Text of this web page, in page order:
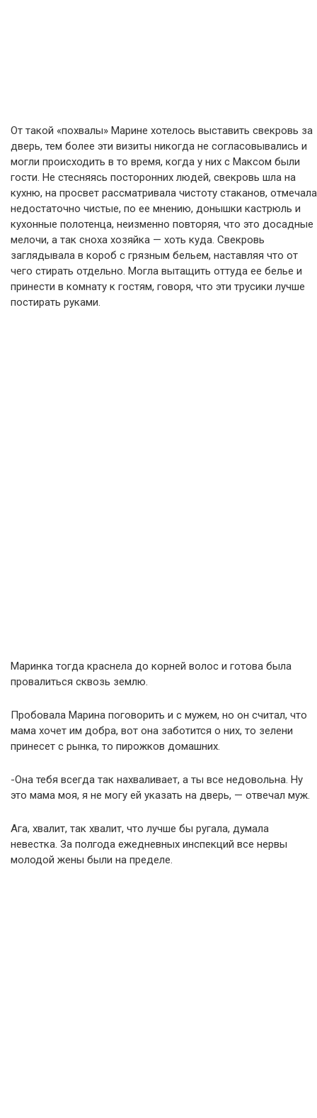
От такой «похвалы» Марине хотелось выставить свекровь за
дверь, тем более эти визиты никогда не согласовывались и
могли происходить в то время, когда у них с Максом были
гости. Не стесняясь посторонних людей, свекровь шла на
кухню, на просвет рассматривала чистоту стаканов, отмечала
недостаточно чистые, по ее мнению, донышки кастрюль и
кухонные полотенца, неизменно повторяя, что это досадные
мелочи, а так сноха хозяйка — хоть куда. Свекровь
заглядывала в короб с грязным бельем, наставляя что от
чего стирать отдельно. Могла вытащить оттуда ее белье и
принести в комнату к гостям, говоря, что эти трусики лучше
постирать руками.
Маринка тогда краснела до корней волос и готова была
провалиться сквозь землю.
Пробовала Марина поговорить и с мужем, но он считал, что
мама хочет им добра, вот она заботится о них, то зелени
принесет с рынка, то пирожков домашних.
-Она тебя всегда так нахваливает, а ты все недовольна. Ну
это мама моя, я не могу ей указать на дверь, — отвечал муж.
Ага, хвалит, так хвалит, что лучше бы ругала, думала
невестка. За полгода ежедневных инспекций все нервы
молодой жены были на пределе.